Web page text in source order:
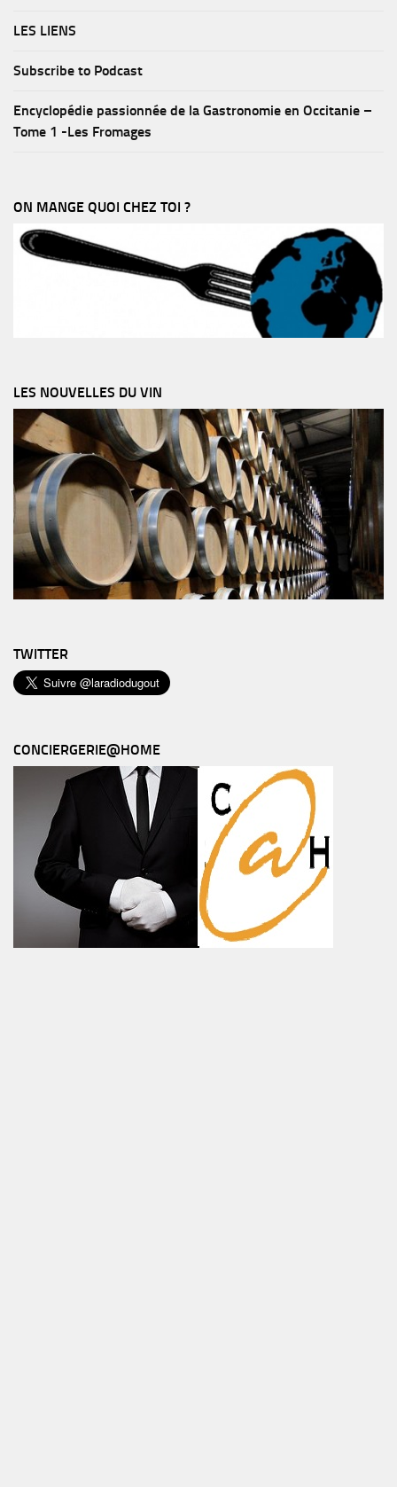
LES LIENS
Subscribe to Podcast
Encyclopédie passionnée de la Gastronomie en Occitanie –
Tome 1 -Les Fromages
ON MANGE QUOI CHEZ TOI ?
LES NOUVELLES DU VIN
TWITTER
CONCIERGERIE@HOME